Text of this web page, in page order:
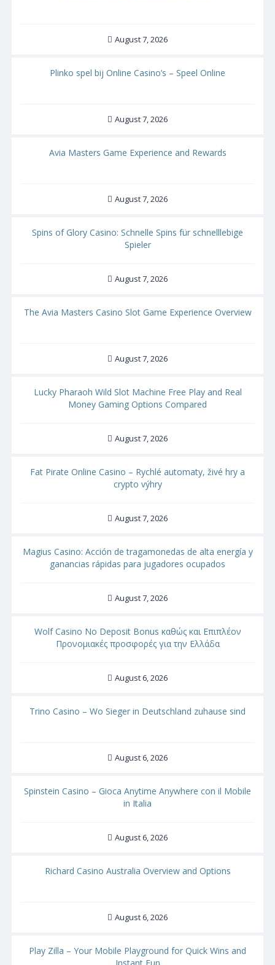
August 7, 2026
Plinko spel bij Online Casino’s – Speel Online
August 7, 2026
Avia Masters Game Experience and Rewards
August 7, 2026
Spins of Glory Casino: Schnelle Spins für schnelllebige
Spieler
August 7, 2026
The Avia Masters Casino Slot Game Experience Overview
August 7, 2026
Lucky Pharaoh Wild Slot Machine Free Play and Real
Money Gaming Options Compared
August 7, 2026
Fat Pirate Online Casino – Rychlé automaty, živé hry a
crypto výhry
August 7, 2026
Magius Casino: Acción de tragamonedas de alta energía y
ganancias rápidas para jugadores ocupados
August 7, 2026
Wolf Casino No Deposit Bonus καθώς και Επιπλέον
Προνομιακές προσφορές για την Ελλάδα
August 6, 2026
Trino Casino – Wo Sieger in Deutschland zuhause sind
August 6, 2026
Spinstein Casino – Gioca Anytime Anywhere con il Mobile
in Italia
August 6, 2026
Richard Casino Australia Overview and Options
August 6, 2026
Play Zilla – Your Mobile Playground for Quick Wins and